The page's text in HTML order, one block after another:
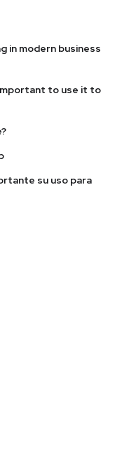
in modern business
to use it to
su uso para